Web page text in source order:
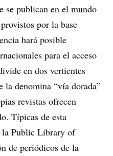
se publican en el mundo
por la base
hará posible
para el acceso
en dos vertientes
la denomina “vía dorada”
revistas ofrecen
Típicas de esta
la Public Library of
de periódicos de la